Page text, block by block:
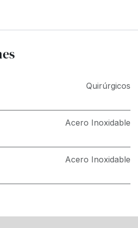
Quirúrgicos
Acero Inoxidable
Acero Inoxidable